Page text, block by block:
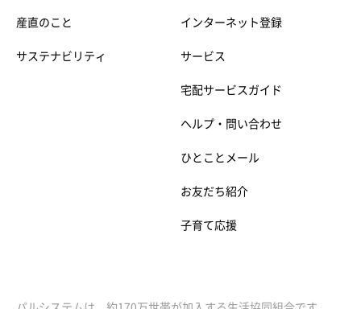
産直のこと
サステナビリティ
インターネット登録
サービス
宅配サービスガイド
ヘルプ・問い合わせ
ひとことメール
お友だち紹介
子育て応援